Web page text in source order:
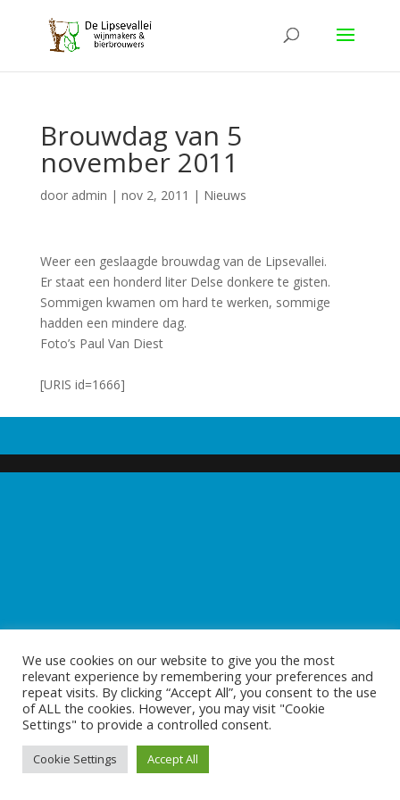
Brouwdag van 5
november 2011
door admin | nov 2, 2011 | Nieuws
Weer een geslaagde brouwdag van de Lipsevallei.
Er staat een honderd liter Delse donkere te gisten.
Sommigen kwamen om hard te werken, sommige
hadden een mindere dag.
Foto’s Paul Van Diest
[URIS id=1666]
We use cookies on our website to give you the most
relevant experience by remembering your preferences and
repeat visits. By clicking “Accept All”, you consent to the use
of ALL the cookies. However, you may visit "Cookie
Settings" to provide a controlled consent.
Cookie Settings Accept All